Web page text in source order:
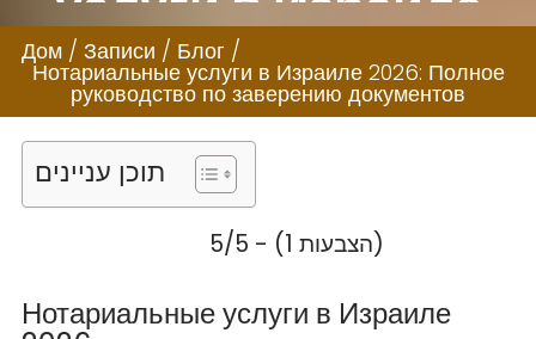
2026: Полное
руководство по
заверению
документов
Дом / Записи / Блог /
Нотариальные услуги в Израиле 2026: Полное
руководство по заверению документов
תוכן עניינים
5/5 - (1 הצבעות)
Нотариальные услуги в Израиле